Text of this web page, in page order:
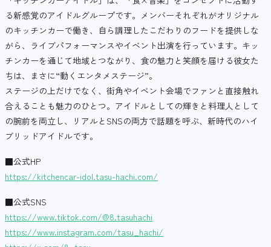
る新感覚のアイドルグループです。メンバーそれぞれがオリジナル
のキッチンカーで働き、自ら調理したこだわりのフードを提供しな
がら、ライブパフォーマンスやイベント出演を行っています。キッ
チンカーを通じて地域とつながり、食の魅力と笑顔を届ける彼女た
ちは、まさに“動くエンタメステージ”。
ステージの上だけでなく、街角やイベント会場でファンと直接触れ
合えることも魅力のひとつ。アイドルとしての輝きと料理人として
の腕前を両立し、リアルとSNSの両方で話題を呼ぶ、新時代のハイ
ブリッドアイドルです。
■公式HP
https://kitchencar-idol.tasu-hachi.com/
■公式SNS
https://www.tiktok.com/@8.tasuhachi
https://www.instagram.com/tasu_hachi/